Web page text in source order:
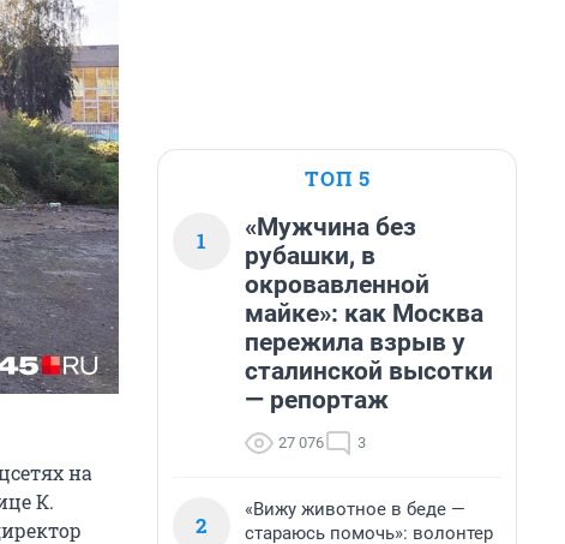
на
К.
ТОП 5
1
«Мужчина без
рубашки, в
окровавленной
майке»: как Москва
пережила взрыв у
сталинской высотки
— репортаж
27 076 3
2
«Вижу животное в беде —
стараюсь помочь»: волонтер